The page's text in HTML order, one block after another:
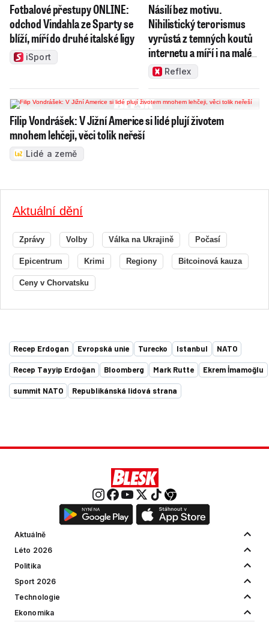
Fotbalové přestupy ONLINE:
odchod Vindahla ze Sparty se
blíží, míří do druhé italské ligy
iSport
Násilí bez motivu.
Nihilistický terorismus
vyrůstá z temných koutů
internetu a míří i na malé
dětiReflex
Filip Vondrášek: V Jižní Americe si lidé plují životem
mnohem lehčeji, věci tolik neřeší
Lidé a země
Aktuální dění
Zprávy Volby Válka na Ukrajině Počasí
Epicentrum Krimi Regiony Bitcoinová kauza
Ceny v Chorvatsku
Recep Erdogan Evropská unie Turecko Istanbul NATO
Recep Tayyip Erdoğan Bloomberg Mark Rutte Ekrem İmamoğlu
summit NATO Republikánská lidová strana
Aktuálně
Léto 2026
Politika
Sport 2026
Technologie
Ekonomika